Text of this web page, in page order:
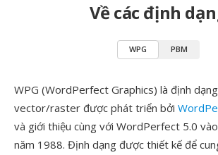
Về các định
WPG PBM
WPG (WordPerfect Graphics) là định
vector/raster được phát triển bởi
và giới thiệu cùng với WordPerfect 5.0
năm 1988. Định dạng được thiết kế để